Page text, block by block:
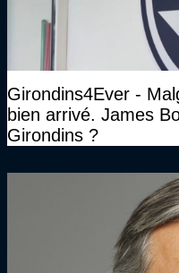
Girondins4Ever -
bien arrivé. James
Girondins ?